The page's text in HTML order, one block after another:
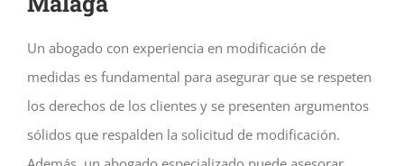
Un abogado con experiencia en modificación de
medidas es fundamental para asegurar que se respeten
los derechos de los clientes y se presenten argumentos
sólidos que respalden la solicitud de modificación.